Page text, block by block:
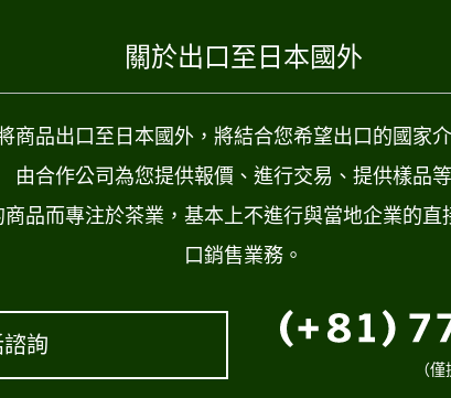
關於出口至日本國外
商品出口至日本國外，將結合您希望出口的國家
由合作公司為您提供報價、進行交易、提供樣品等
品而專注於茶業，基本上不進行與當地企業的
口銷售業務。
詢
（